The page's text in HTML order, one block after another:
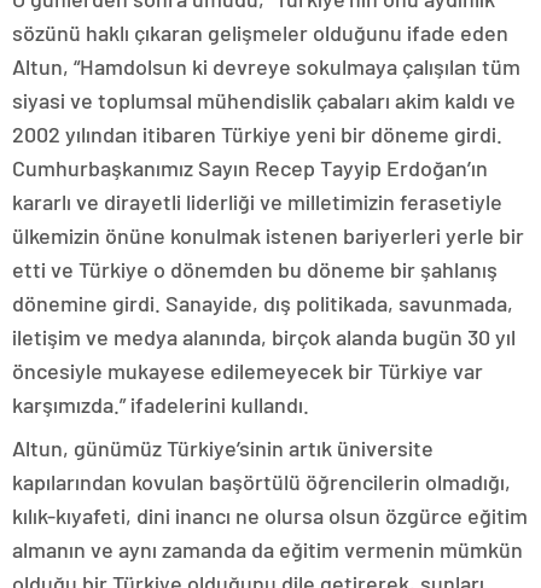
sözünü haklı çıkaran gelişmeler olduğunu ifade eden
Altun, “Hamdolsun ki devreye sokulmaya çalışılan tüm
siyasi ve toplumsal mühendislik çabaları akim kaldı ve
2002 yılından itibaren Türkiye yeni bir döneme girdi.
Cumhurbaşkanımız Sayın Recep Tayyip Erdoğan’ın
kararlı ve dirayetli liderliği ve milletimizin ferasetiyle
ülkemizin önüne konulmak istenen bariyerleri yerle bir
etti ve Türkiye o dönemden bu döneme bir şahlanış
dönemine girdi. Sanayide, dış politikada, savunmada,
iletişim ve medya alanında, birçok alanda bugün 30 yıl
öncesiyle mukayese edilemeyecek bir Türkiye var
karşımızda.” ifadelerini kullandı.
Altun, günümüz Türkiye’sinin artık üniversite
kapılarından kovulan başörtülü öğrencilerin olmadığı,
kılık-kıyafeti, dini inancı ne olursa olsun özgürce eğitim
almanın ve aynı zamanda da eğitim vermenin mümkün